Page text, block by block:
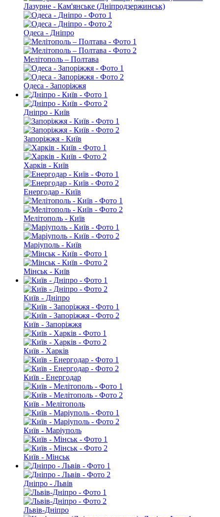
Лазурне - Кам'янське (Дніпродзержинськ)
Одеса - Дніпро
Мелітополь – Полтава
Одеса - Запоріжжя
Дніпро - Київ
Запоріжжя - Київ
Харків - Київ
Енергодар - Київ
Мелітополь - Київ
Маріуполь - Київ
Мінськ - Київ
Київ - Дніпро
Київ - Запоріжжя
Київ - Харків
Київ - Енергодар
Київ - Мелітополь
Київ - Маріуполь
Київ - Мінськ
Дніпро - Львів
Львів-Дніпро